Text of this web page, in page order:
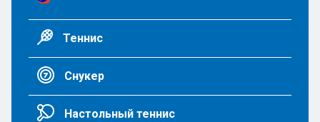
Теннис
Снукер
Настольный теннис